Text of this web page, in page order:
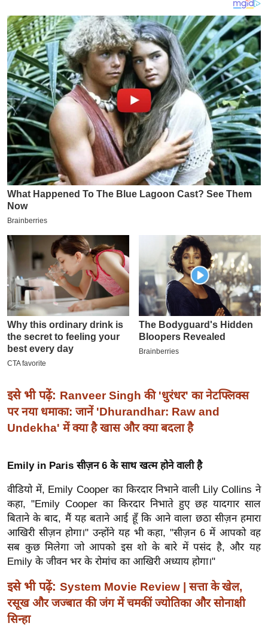
2
0
2
6
क्रा
इ
म
ई
-
पे
प
र
मि
सा
ल
बे
मि
सा
ल
श
ख्सि
त
यं
ग
डि
सा
हि
त्य
ज
ग
ऑ
टो
व
इसे भी पढ़ें: Ranveer Singh की 'धुरंधर' का नेटफ्लिक्स
पर नया धमाका: जानें 'Dhurandhar: Raw and
Undekha' में क्या है खास और क्या बदला है
Emily in Paris सीज़न 6 के साथ खत्म होने वाली है
वीडियो में, Emily Cooper का किरदार निभाने वाली Lily Collins ने
कहा, "Emily Cooper का किरदार निभाते हुए छह यादगार साल
बिताने के बाद, मैं यह बताने आई हूँ कि आने वाला छठा सीज़न हमारा
आखिरी सीज़न होगा।" उन्होंने यह भी कहा, "सीज़न 6 में आपको वह
सब कुछ मिलेगा जो आपको इस शो के बारे में पसंद है, और यह
Emily के जीवन भर के रोमांच का आखिरी अध्याय होगा।"
इसे भी पढ़ें: System Movie Review | सत्ता के खेल,
रसूख और जज्बात की जंग में चमकीं ज्योतिका और सोनाक्षी
सिन्हा